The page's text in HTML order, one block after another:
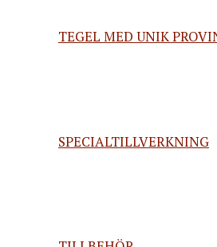
TEGEL MED UNIK
SPECIALTILLVERKNING